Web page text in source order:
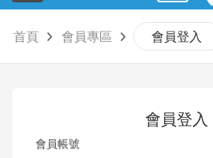
首頁 會員專區 會員登入
會員登入
會員帳號